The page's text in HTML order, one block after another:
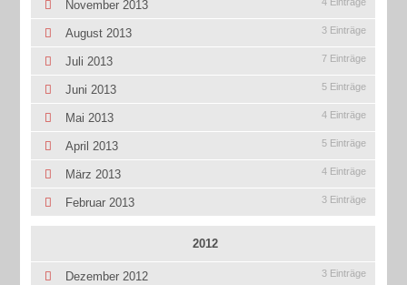
November 2013
August 2013 3 Einträge
Juli 2013 7 Einträge
Juni 2013 5 Einträge
Mai 2013 4 Einträge
April 2013 5 Einträge
März 2013 4 Einträge
Februar 2013 3 Einträge
2012
Dezember 2012 3 Einträge